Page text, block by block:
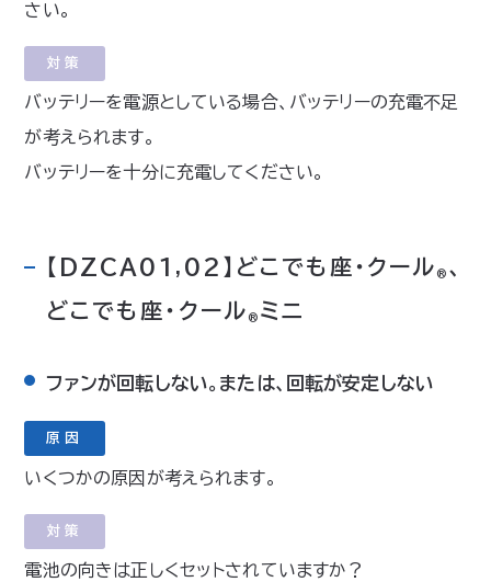
さい。
対策
バッテリーを電源としている場合、バッテリーの充電不足
が考えられます。
バッテリーを十分に充電してください。
【DZCA01,02】どこでも座・クール ® 、
どこでも座・クール ® ミニ
ファンが回転しない。または、回転が安定しない
原因
いくつかの原因が考えられます。
対策
電池の向きは正しくセットされていますか？